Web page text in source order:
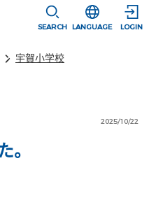
SEARCH
選択すると言
LANGUAGE LOGIN
宇賀小学校
2025/10/22
。